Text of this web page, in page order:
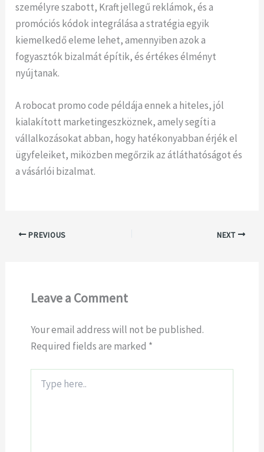
személyre szabott, Kraft jellegű reklámok, és a
promóciós kódok integrálása a stratégia egyik
kiemelkedő eleme lehet, amennyiben azok a
fogyasztók bizalmát építik, és értékes élményt
nyújtanak.
A robocat promo code példája ennek a hiteles, jól
kialakított marketingeszköznek, amely segíti a
vállalkozásokat abban, hogy hatékonyabban érjék el
ügyfeleiket, miközben megőrzik az átláthatóságot és
a vásárlói bizalmat.
PREVIOUS NEXT
Leave a Comment
Your email address will not be published.
Required fields are marked *
here..